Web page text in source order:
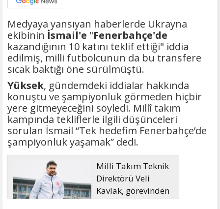
Medyaya yansıyan haberlerde Ukrayna
ekibinin İsmail'e "Fenerbahçe'de
kazandığının 10 katını teklif ettiği" iddia
edilmiş, milli futbolcunun da bu transfere
sıcak baktığı öne sürülmüştü.
Yüksek, gündemdeki iddialar hakkında
konuştu ve şampiyonluk görmeden hiçbir
yere gitmeyeceğini söyledi. Millî takım
kampında tekliflerle ilgili düşünceleri
sorulan İsmail “Tek hedefim Fenerbahçe’de
şampiyonluk yaşamak” dedi.
Milli Takım Teknik
Direktörü Veli
Kavlak, görevinden
ayrıldı